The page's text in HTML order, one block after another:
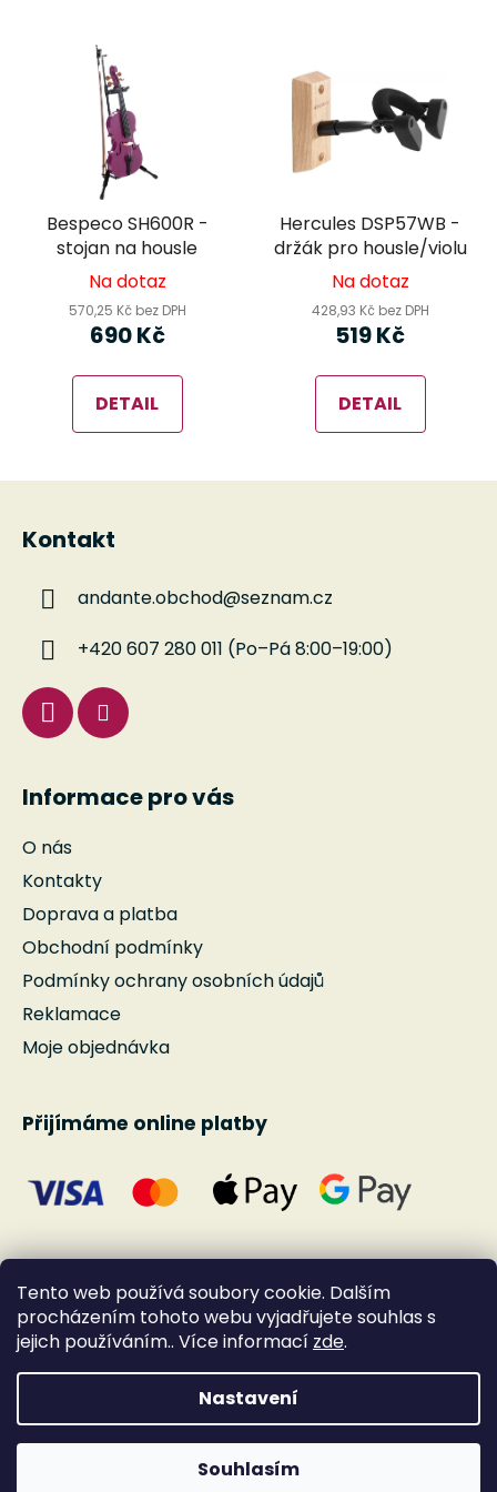
Tento web používá soubory cookie. Dalším
procházením tohoto webu vyjadřujete souhlas s
jejich používáním.. Více informací zde.
Nastavení
Souhlasím
Bespeco SH600R -
stojan na housle
Na dotaz
570,25 Kč bez DPH
690 Kč
DETAIL
Hercules DSP57WB -
držák pro housle/violu
Na dotaz
428,93 Kč bez DPH
519 Kč
DETAIL
Kontakt
andante.obchod@seznam.cz
+420 607 280 011 (Po–Pá 8:00–19:00)
Informace pro vás
O nás
Kontakty
Doprava a platba
Obchodní podmínky
Podmínky ochrany osobních údajů
Reklamace
Moje objednávka
Přijímáme online platby
Vytvořil Shoptet
Copyright 2026Andante. Všechna práva